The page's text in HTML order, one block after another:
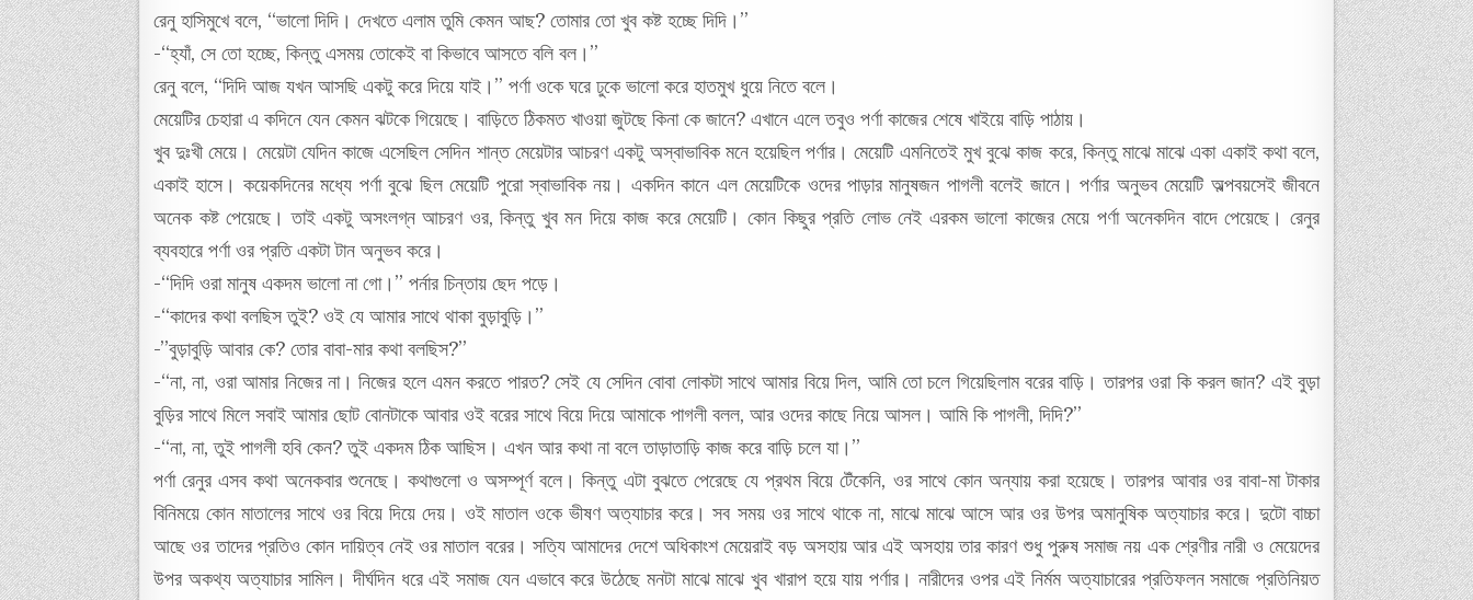
রেনু হাসিমুখে বলে, “ভালো দিদি। দেখতে এলাম তুমি কেমন আছ? তোমার তো খুব কষ্ট হচ্ছে দিদি।”
-“হ্যাঁ, সে তো হচ্ছে, কিন্তু এসময় তোকেই বা কিভাবে আসতে বলি বল।”
রেনু বলে, “দিদি আজ যখন আসছি একটু করে দিয়ে যাই।” পর্ণা ওকে ঘরে ঢুকে ভালো করে হাতমুখ ধুয়ে নিতে বলে।
মেয়েটির চেহারা এ কদিনে যেন কেমন ঝটকে গিয়েছে। বাড়িতে ঠিকমত খাওয়া জুটছে কিনা কে জানে? এখানে এলে তবুও পর্ণা কাজের শেষে খাইয়ে বাড়ি পাঠায়।
খুব দুঃখী মেয়ে। মেয়েটা যেদিন কাজে এসেছিল সেদিন শান্ত মেয়েটার আচরণ একটু অস্বাভাবিক মনে হয়েছিল পর্ণার। মেয়েটি এমনিতেই মুখ বুঝে কাজ করে, কিন্তু মাঝে মাঝে একা একাই কথা বলে,
একাই হাসে। কয়েকদিনের মধ্যে পর্ণা বুঝে ছিল মেয়েটি পুরো স্বাভাবিক নয়। একদিন কানে এল মেয়েটিকে ওদের পাড়ার মানুষজন পাগলী বলেই জানে। পর্ণার অনুভব মেয়েটি অল্পবয়সেই জীবনে
অনেক কষ্ট পেয়েছে। তাই একটু অসংলগ্ন আচরণ ওর, কিন্তু খুব মন দিয়ে কাজ করে মেয়েটি। কোন কিছুর প্রতি লোভ নেই এরকম ভালো কাজের মেয়ে পর্ণা অনেকদিন বাদে পেয়েছে। রেনুর
ব্যবহারে পর্ণা ওর প্রতি একটা টান অনুভব করে।
-“দিদি ওরা মানুষ একদম ভালো না গো।” পর্নার চিন্তায় ছেদ পড়ে।
-“কাদের কথা বলছিস তুই? ওই যে আমার সাথে থাকা বুড়াবুড়ি।”
-”বুড়াবুড়ি আবার কে? তোর বাবা-মার কথা বলছিস?”
-“না, না, ওরা আমার নিজের না। নিজের হলে এমন করতে পারত? সেই যে সেদিন বোবা লোকটা সাথে আমার বিয়ে দিল, আমি তো চলে গিয়েছিলাম বরের বাড়ি। তারপর ওরা কি করল জান? এই বুড়া
বুড়ির সাথে মিলে সবাই আমার ছোট বোনটাকে আবার ওই বরের সাথে বিয়ে দিয়ে আমাকে পাগলী বলল, আর ওদের কাছে নিয়ে আসল। আমি কি পাগলী, দিদি?”
-“না, না, তুই পাগলী হবি কেন? তুই একদম ঠিক আছিস। এখন আর কথা না বলে তাড়াতাড়ি কাজ করে বাড়ি চলে যা।”
পর্ণা রেনুর এসব কথা অনেকবার শুনেছে। কথাগুলো ও অসম্পূর্ণ বলে। কিন্তু এটা বুঝতে পেরেছে যে প্রথম বিয়ে টেঁকেনি, ওর সাথে কোন অন্যায় করা হয়েছে। তারপর আবার ওর বাবা-মা টাকার
বিনিময়ে কোন মাতালের সাথে ওর বিয়ে দিয়ে দেয়। ওই মাতাল ওকে ভীষণ অত্যাচার করে। সব সময় ওর সাথে থাকে না, মাঝে মাঝে আসে আর ওর উপর অমানুষিক অত্যাচার করে। দুটো বাচ্চা
আছে ওর তাদের প্রতিও কোন দায়িত্ব নেই ওর মাতাল বরের। সত্যি আমাদের দেশে অধিকাংশ মেয়েরাই বড় অসহায় আর এই অসহায় তার কারণ শুধু পুরুষ সমাজ নয় এক শ্রেণীর নারী ও মেয়েদের
উপর অকথ্য অত্যাচার সামিল। দীর্ঘদিন ধরে এই সমাজ যেন এভাবে করে উঠেছে মনটা মাঝে মাঝে খুব খারাপ হয়ে যায় পর্ণার। নারীদের ওপর এই নির্মম অত্যাচারের প্রতিফলন সমাজে প্রতিনিয়ত